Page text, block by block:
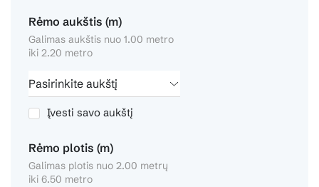
Rėmo aukštis (m)
Galimas aukštis nuo 1.00 metro
iki 2.20 metro
Įvesti savo aukštį
Rėmo plotis (m)
Galimas plotis nuo 2.00 metrų
iki 6.50 metro